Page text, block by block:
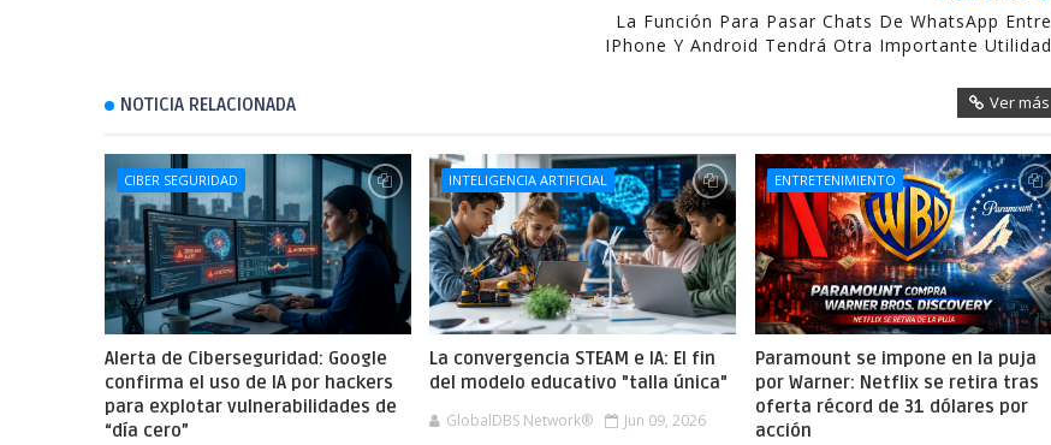
La Función Para Pasar Chats De WhatsApp Entre
IPhone Y Android Tendrá Otra Importante Utilidad
NOTICIA RELACIONADA Ver más
CIBER SEGURIDAD
Alerta de Ciberseguridad: Google
confirma el uso de IA por hackers
para explotar vulnerabilidades de
“día cero”
INTELIGENCIA ARTIFICIAL
La convergencia STEAM e IA: El fin
del modelo educativo "talla única"
GlobalDBS Network® Jun 09, 2026
ENTRETENIMIENTO
Paramount se impone en la puja
por Warner: Netflix se retira tras
oferta récord de 31 dólares por
acción